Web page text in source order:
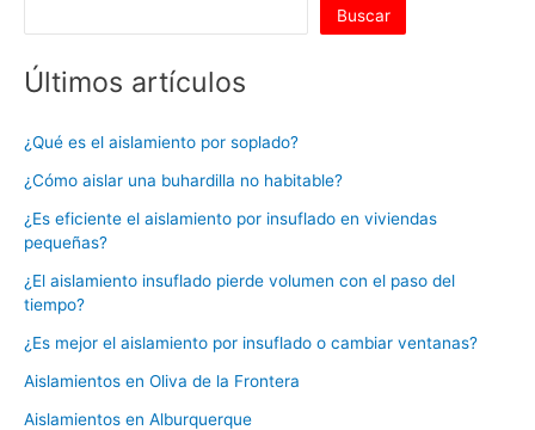
Buscar
Últimos artículos
¿Qué es el aislamiento por soplado?
¿Cómo aislar una buhardilla no habitable?
¿Es eficiente el aislamiento por insuflado en viviendas
pequeñas?
¿El aislamiento insuflado pierde volumen con el paso del
tiempo?
¿Es mejor el aislamiento por insuflado o cambiar ventanas?
Aislamientos en Oliva de la Frontera
Aislamientos en Alburquerque